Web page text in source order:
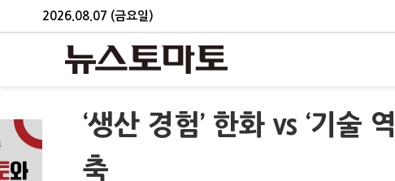
2026.08.07 (금요일)
‘생산 경험’ 한화 vs ‘기술
축